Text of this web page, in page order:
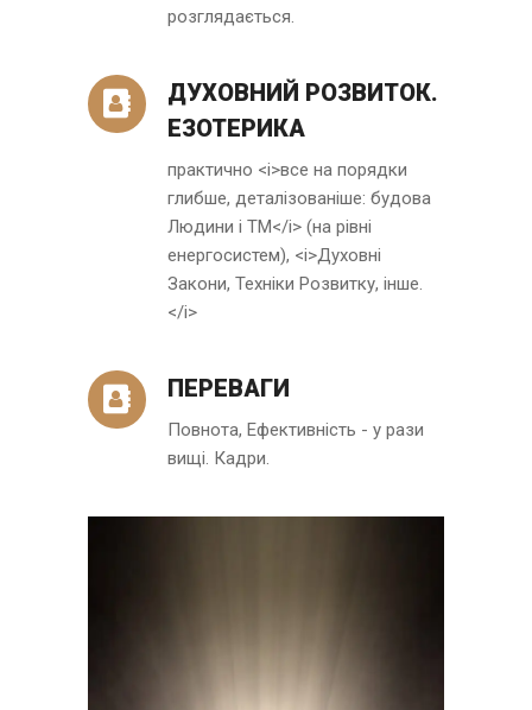
розглядається.
ДУХОВНИЙ РОЗВИТОК.
ЕЗОТЕРИКА
практично <i>все на порядки
глибше, деталізованіше: будова
Людини і ТМ</i> (на рівні
енергосистем), <i>Духовні
Закони, Техніки Розвитку, інше.
</i>
ПЕРЕВАГИ
Повнота, Ефективність - у рази
вищі. Кадри.